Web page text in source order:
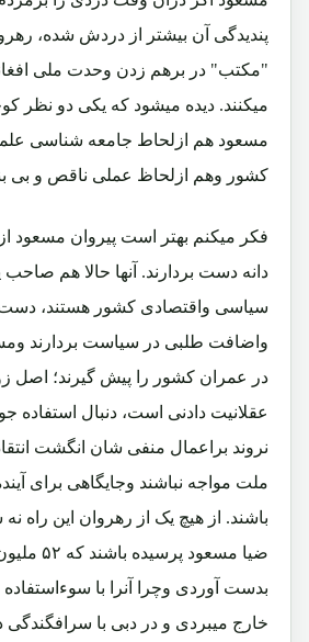
پندیدگی آن بیشتر از دردش شده،
"مکتب" در برهم زدن وحدت ملی
میکنند. دیده میشود که یکی دو نظر
مسعود هم ازلحاط جامعه شناسی
کشور وهم ازلحاظ عملی ناقص و بی
فکر میکنم بهتر است پیروان مسعود
دانه دست بردارند. آنها حالا هم
سیاسی واقتصادی کشور هستند،
واضافت طلبی در سیاست بردارند
در عمران کشور را پیش گیرند؛ اصل
عقلانیت دادنی است، دنبال استفاده
نروند براعمال منفی شان انگشت انتقاد
ملت مواجه نباشند وجایگاهی برای
باشند. از هیچ یک از رهروان این راه
ضیا مسعود
بدست آوردی وچرا آنرا با سوءاستفاده
خارج میبردی و در دبی با